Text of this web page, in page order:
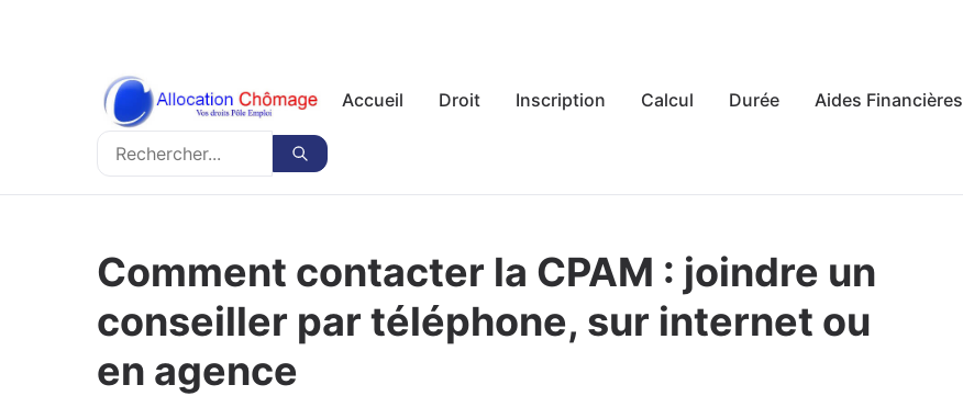
Accueil Droit Inscription Calcul Durée Aides Financières
Rechercher Rechercher
Comment contacter la CPAM : joindre un
conseiller par téléphone, sur internet ou
en agence